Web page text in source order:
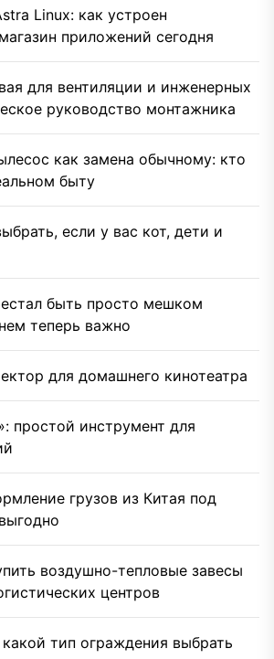
Linux: как устроен
приложений сегодня
для вентиляции и инженерных
руководство монтажника
как замена обычному: кто
быту
если у вас кот, дети и
быть просто мешком
теперь важно
для домашнего кинотеатра
простой инструмент для
грузов из Китая под
воздушно-тепловые завесы
центров
тип ограждения выбрать